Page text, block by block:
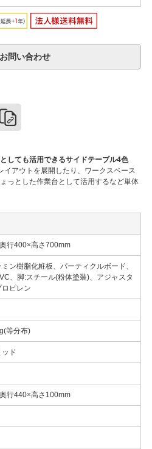
しても活用できるサイドテーブル4色
アウトを展開したり、ワークスペース
っとした作業台として活用するなど単体
行400×高さ700mm
ン樹脂化粧板、パーティクルボード、
、脚:スチール(粉体塗装)、アジャスタ
ロピレン
等分布)
ッド
行440×高さ100mm